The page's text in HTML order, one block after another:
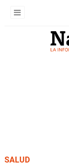
SALUD